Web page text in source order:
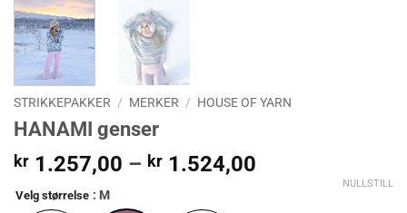
STRIKKEPAKKER / MERKER / HOUSE OF YARN
HANAMI genser
kr 1.257,00 – kr 1.524,00
kr 1.257,00
Velg størrelse : M
NULLSTILL